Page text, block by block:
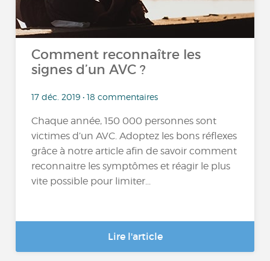
Comment reconnaître les
signes d’un AVC ?
17 déc. 2019 • 18 commentaires
Chaque année, 150 000 personnes sont
victimes d’un AVC. Adoptez les bons réflexes
grâce à notre article afin de savoir comment
reconnaitre les symptômes et réagir le plus
vite possible pour limiter...
Lire l'article